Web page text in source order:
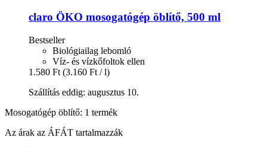
claro ÖKO mosogatógép öblítő, 500 ml
Bestseller
Biológiailag lebomló
Víz- és vízkőfoltok ellen
1.580 Ft (3.160 Ft / l)
Szállítás eddig: augusztus 10.
Mosogatógép öblítő: 1 termék
Az árak az ÁFÁT tartalmazzák